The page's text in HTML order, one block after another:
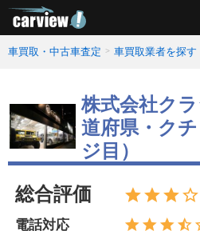
車買取・中古車査定 車買取業者を探す
株式会社ク
道府県・ク
ジ目）
総合評価
電話対応